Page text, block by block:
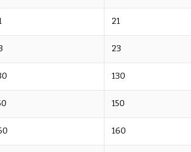
21
23
130
150
160